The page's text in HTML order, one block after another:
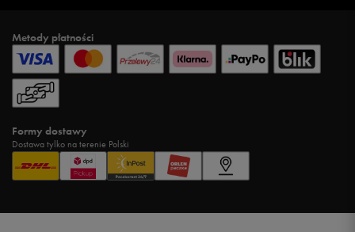
Metody płatności
Formy dostawy
Dostawa tylko na terenie Polski